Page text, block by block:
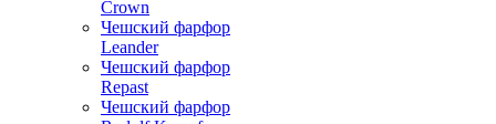
Crown
Чешский фарфор
Leander
Чешский фарфор
Repast
Чешский фарфор